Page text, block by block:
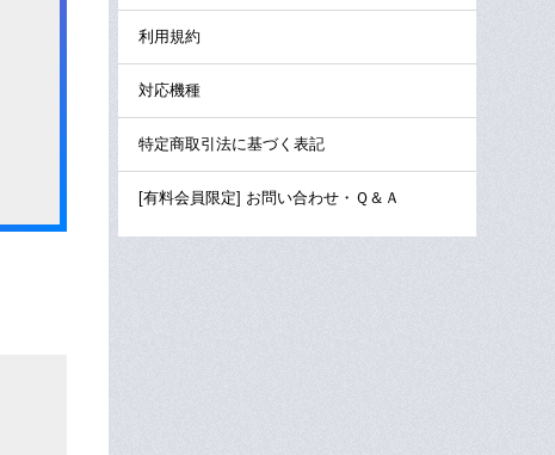
利用規約
対応機種
特定商取引法に基づく表記
[有料会員限定] お問い合わせ・Ｑ＆Ａ